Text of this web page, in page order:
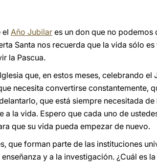
el Año Jubilar es un don que no
Santa nos recuerda que la vida sólo
la Pascua.
que, en estos meses, celebrando
necesita convertirse constantemente,
que está siempre necesitada de
a la vida. Espero que cada uno de
que su vida pueda empezar de nuevo.
que forman parte de las instituciones
y a la investigación. ¿Cuál es